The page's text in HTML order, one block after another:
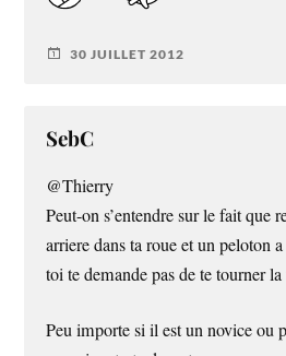
30 JUILLET 2012
SebC
@Thierry
Peut-on s’entendre sur le fait que
arriere dans ta roue et un peloton
toi te demande pas de te tourner
Peu importe si il est un novice ou